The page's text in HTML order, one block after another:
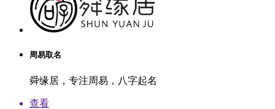
周易取名
舜缘居，专注周易，八字起名
查看